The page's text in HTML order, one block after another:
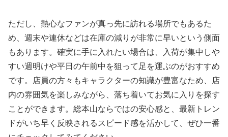
ただし、熱心なファンが真っ先に訪れる場所でもあるた
め、週末や連休などは在庫の減りが非常に早いという側面
もあります。確実に手に入れたい場合は、入荷が集中しや
すい週明けや平日の午前中を狙って足を運ぶのがおすすめ
です。店員の方々もキャラクターの知識が豊富なため、店
内の雰囲気を楽しみながら、落ち着いてお気に入りを探す
ことができます。総本山ならではの安心感と、最新トレン
ドがいち早く反映されるスピード感を活かして、ぜひ一番